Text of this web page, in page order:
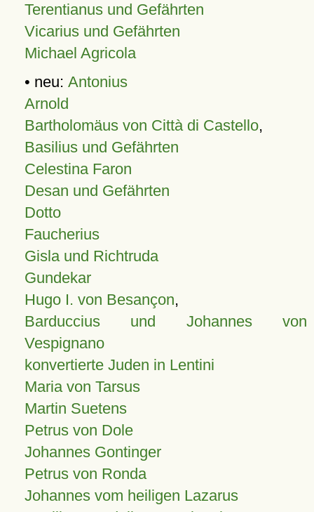
Terentianus und Gefährten
Vicarius und Gefährten
Michael Agricola
• neu: Antonius
Arnold
Bartholomäus von Città di Castello,
Basilius und Gefährten
Celestina Faron
Desan und Gefährten
Dotto
Faucherius
Gisla und Richtruda
Gundekar
Hugo I. von Besançon,
Barduccius und Johannes von
Vespignano
konvertierte Juden in Lentini
Maria von Tarsus
Martin Suetens
Petrus von Dole
Johannes Gontinger
Petrus von Ronda
Johannes vom heiligen Lazarus